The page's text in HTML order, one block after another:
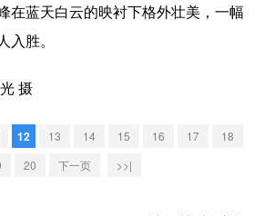
天津
吉林
安徽 福建
在蓝天白云的映衬下格外壮美，一幅
胜。
摄
12 13 14 15 16 17
18
20 下一页 >>|